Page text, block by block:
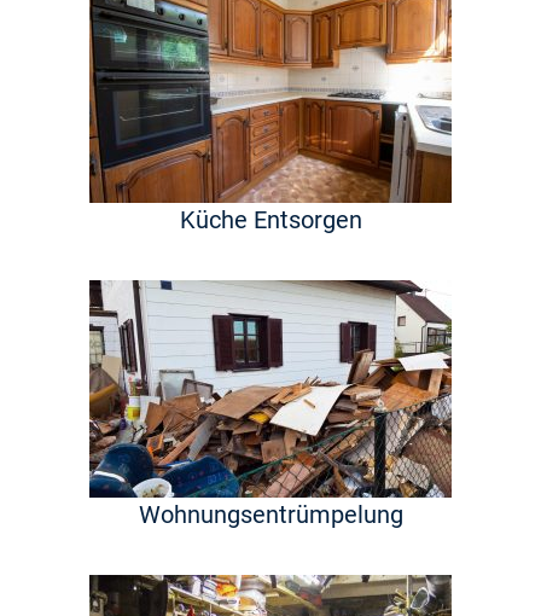
Küche Entsorgen
Wohnungsentrümpelung